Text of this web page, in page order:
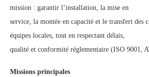
mission : garantir l’installation, la mise en
service, la montée en capacité et le transfert des
équipes locales, tout en respectant délais,
qualité et conformité réglementaire (ISO 9001,
Missions principales